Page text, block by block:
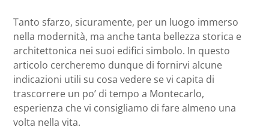
Tanto sfarzo, sicuramente, per un luogo immerso
nella modernità, ma anche tanta bellezza storica e
architettonica nei suoi edifici simbolo. In questo
articolo cercheremo dunque di fornirvi alcune
indicazioni utili su cosa vedere se vi capita di
trascorrere un po’ di tempo a Montecarlo,
esperienza che vi consigliamo di fare almeno una
volta nella vita.